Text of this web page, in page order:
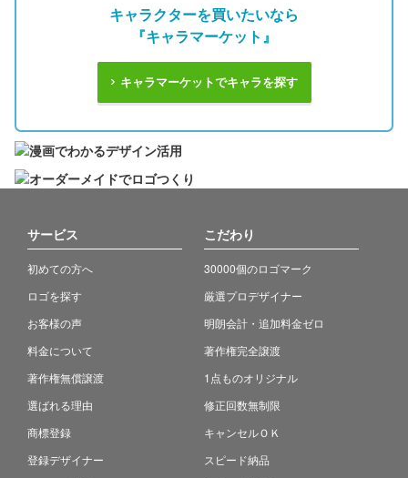
キャラクターを買いたいなら
『キャラマーケット』
キャラマーケットでキャラを探す
サービス
初めての方へ
ロゴを探す
お客様の声
料金について
著作権無償譲渡
選ばれる理由
商標登録
登録デザイナー
こだわり
30000個のロゴマーク
厳選プロデザイナー
明朗会計・追加料金ゼロ
著作権完全譲渡
1点ものオリジナル
修正回数無制限
キャンセルＯＫ
スピード納品